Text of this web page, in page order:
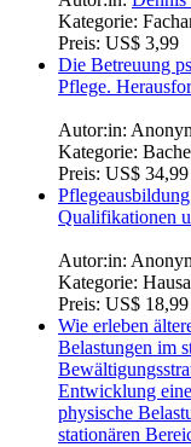
Kategorie:
Preis: US$ 3,99
Die Betreuung
Pflege.
Autor:in:
Kategorie:
Preis: US$ 34,99
Qualifikationen
Autor:in:
Kategorie:
Preis: US$ 18,99
Wie erleben
Belastungen im
Entwicklung
physische
stationären